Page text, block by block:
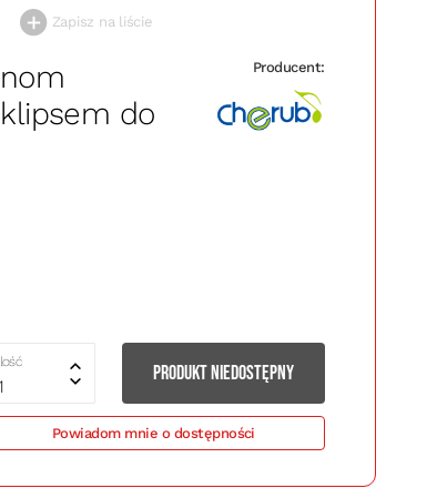
Zapisz na liście
do
Producent:
Ilość
PRODUKT NIEDOSTĘPNY
Powiadom mnie o dostępności